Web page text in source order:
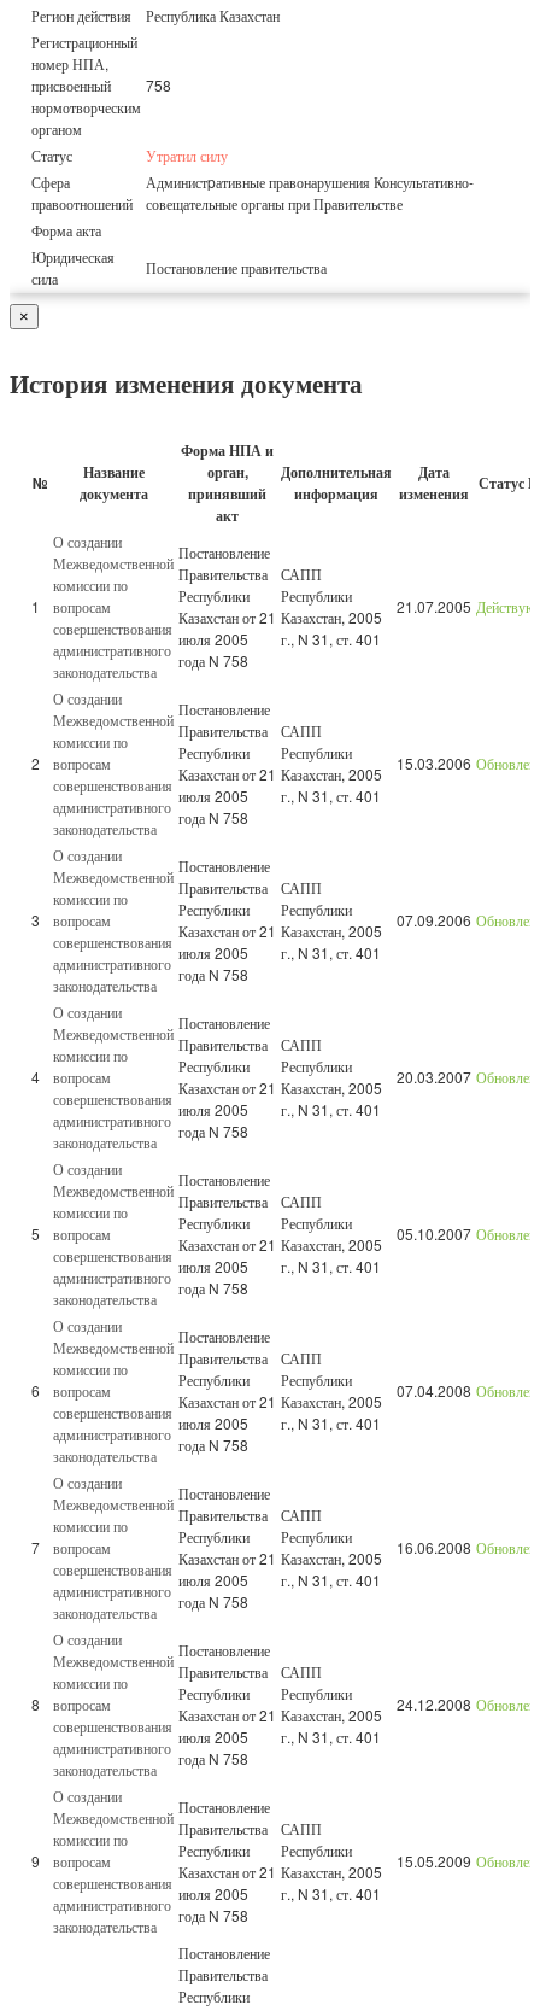
Регион действия
Республика Казахстан
Регистрационный
номер НПА,
присвоенный
нормотворческим
органом
758
Статус
Утратил силу
Сфера
правоотношений
Администpативные правонарушения Консультативно-
совещательные органы при Правительстве
Форма акта
Юридическая
сила
Постановление правительства
×
История изменения документа
№
Название
документа
Форма НПА и
орган,
принявший
акт
Дополнительная
информация
Дата
изменения Статус
1
О создании
Межведомственной
комиссии по
вопросам
совершенствования
административного
законодательства
Постановление
Правительства
Республики
Казахстан от 21
июля 2005
года N 758
САПП
Республики
Казахстан, 2005
г., N 31, ст. 401
21.07.2005
2
О создании
Межведомственной
комиссии по
вопросам
совершенствования
административного
законодательства
Постановление
Правительства
Республики
Казахстан от 21
июля 2005
года N 758
САПП
Республики
Казахстан, 2005
г., N 31, ст. 401
15.03.2006
3
О создании
Межведомственной
комиссии по
вопросам
совершенствования
административного
законодательства
Постановление
Правительства
Республики
Казахстан от 21
июля 2005
года N 758
САПП
Республики
Казахстан, 2005
г., N 31, ст. 401
07.09.2006
4
О создании
Межведомственной
комиссии по
вопросам
совершенствования
административного
законодательства
Постановление
Правительства
Республики
Казахстан от 21
июля 2005
года N 758
САПП
Республики
Казахстан, 2005
г., N 31, ст. 401
20.03.2007
5
О создании
Межведомственной
комиссии по
вопросам
совершенствования
административного
законодательства
Постановление
Правительства
Республики
Казахстан от 21
июля 2005
года N 758
САПП
Республики
Казахстан, 2005
г., N 31, ст. 401
05.10.2007
6
О создании
Межведомственной
комиссии по
вопросам
совершенствования
административного
законодательства
Постановление
Правительства
Республики
Казахстан от 21
июля 2005
года N 758
САПП
Республики
Казахстан, 2005
г., N 31, ст. 401
07.04.2008
7
О создании
Межведомственной
комиссии по
вопросам
совершенствования
административного
законодательства
Постановление
Правительства
Республики
Казахстан от 21
июля 2005
года N 758
САПП
Республики
Казахстан, 2005
г., N 31, ст. 401
16.06.2008
8
О создании
Межведомственной
комиссии по
вопросам
совершенствования
административного
законодательства
Постановление
Правительства
Республики
Казахстан от 21
июля 2005
года N 758
САПП
Республики
Казахстан, 2005
г., N 31, ст. 401
24.12.2008
9
О создании
Межведомственной
комиссии по
вопросам
совершенствования
административного
законодательства
Постановление
Правительства
Республики
Казахстан от 21
июля 2005
года N 758
САПП
Республики
Казахстан, 2005
г., N 31, ст. 401
15.05.2009
Постановление
Правительства
Республики